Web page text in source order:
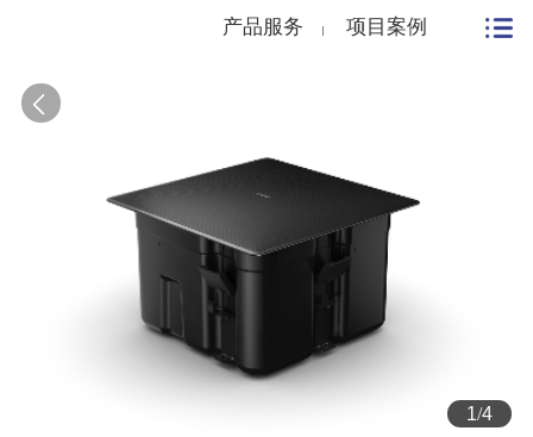
产品服务 项目案例
1/4